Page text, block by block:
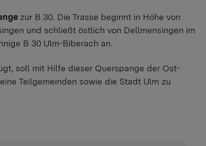
zur B 30. Die Trasse beginnt in Höhe von
und schließt östlich von Dellmensingen im
B 30 Ulm-Biberach an.
soll mit Hilfe dieser Querspange der Ost-
Teilgemeinden sowie die Stadt Ulm zu